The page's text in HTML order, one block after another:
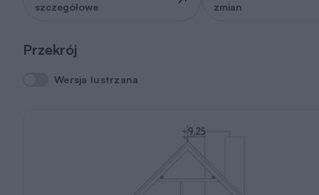
szczegółowe
zmian
Przekrój
Wersja lustrzana
Wersja lustrzana